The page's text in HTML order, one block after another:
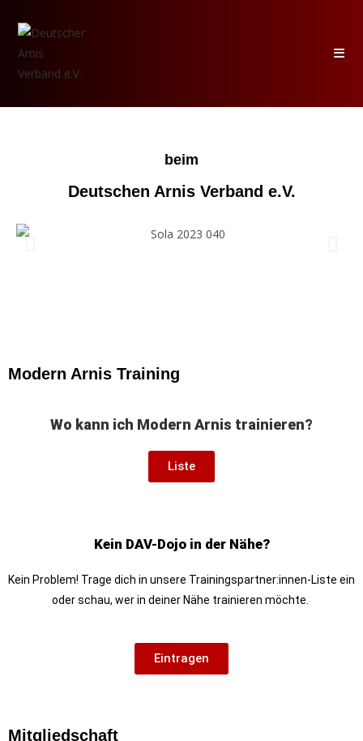
beim
Deutschen Arnis Verband e.V.
Modern Arnis Training
Wo kann ich Modern Arnis trainieren?
Liste
Kein DAV-Dojo in der Nähe?
Kein Problem! Trage dich in unsere Trainingspartner:innen-Liste ein
oder schau, wer in deiner Nähe trainieren möchte.
Eintragen
Mitgliedschaft